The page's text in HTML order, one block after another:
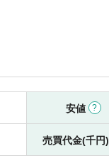
安値
売買代金(千円)